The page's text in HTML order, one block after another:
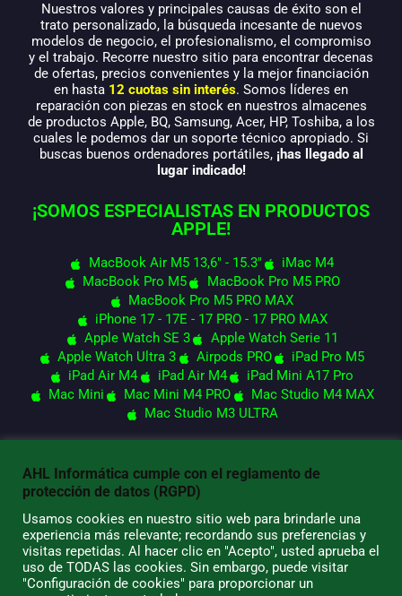
Nuestros valores y principales causas de éxito son el
trato personalizado, la búsqueda incesante de nuevos
modelos de negocio, el profesionalismo, el compromiso
y el trabajo. Recorre nuestro sitio para encontrar decenas
de ofertas, precios convenientes y la mejor financiación
en hasta 12 cuotas sin interés. Somos líderes en
reparación con piezas en stock en nuestros almacenes
de productos Apple, BQ, Samsung, Acer, HP, Toshiba, a los
cuales le podemos dar un soporte técnico apropiado. Si
buscas buenos ordenadores portátiles, ¡has llegado al
lugar indicado!
¡SOMOS ESPECIALISTAS EN PRODUCTOS
APPLE!
MacBook Air M5 13,6" - 15.3"
iMac M4
MacBook Pro M5
MacBook Pro M5 PRO
MacBook Pro M5 PRO MAX
iPhone 17 - 17E - 17 PRO - 17 PRO MAX
Apple Watch SE 3
Apple Watch Serie 11
Apple Watch Ultra 3
Airpods PRO
iPad Pro M5
iPad Air M4
iPad Air M4
iPad Mini A17 Pro
Mac Mini
Mac Mini M4 PRO
Mac Studio M4 MAX
Mac Studio M3 ULTRA
© 2026 AHL Informática
AHL Informática cumple con el reglamento de
protección de datos (RGPD)
Usamos cookies en nuestro sitio web para brindarle una
experiencia más relevante; recordando sus preferencias y
visitas repetidas. Al hacer clic en "Acepto", usted aprueba el
uso de TODAS las cookies. Sin embargo, puede visitar
"Configuración de cookies" para proporcionar un